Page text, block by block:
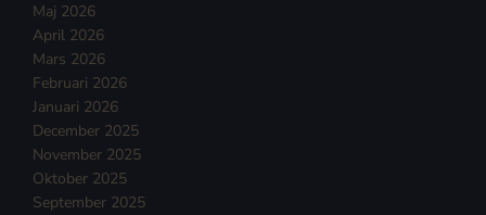
Maj 2026
April 2026
Mars 2026
Februari 2026
Januari 2026
December 2025
November 2025
Oktober 2025
September 2025